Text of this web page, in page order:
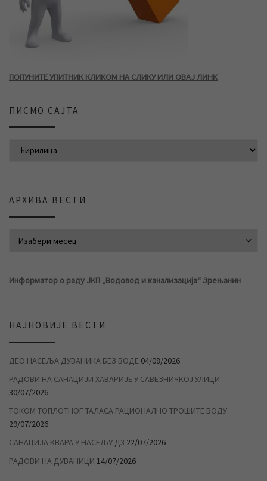
ПОПУНИТЕ УПИТНИК КЛИКОМ НА СЛИКУ ИЛИ ОВАЈ ЛИНК
ПИСМО САЈТА
АРХИВА ВЕСТИ
Информатор о раду ЈКП „Водовод и канализација“ Зрењанин
НАЈНОВИЈЕ ВЕСТИ
ДЕО НАСЕЉА ДУВАНИКА БЕЗ ВОДЕ 04/08/2026
РАДОВИ НА САНАЦИЈИ ХАВАРИЈЕ У САВЕЗНИЧКОЈ УЛИЦИ
30/07/2026
ТОКОМ ТОПЛОТНОГ ТАЛАСА РАЦИОНАЛНО ТРОШИТЕ ВОДУ
29/07/2026
САНАЦИЈА КВАРА У НАСЕЉУ Д3 22/07/2026
РАДОВИ НА ДУВАНИЦИ 14/07/2026